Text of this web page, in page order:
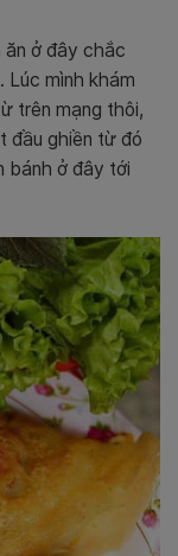
ăn ở đây chắc
Lúc mình khám
trên mạng thôi,
đầu ghiền từ đó
bánh ở đây tới